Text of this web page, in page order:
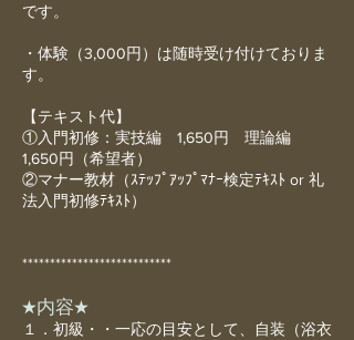
です。
・体験（3,000円）は随時受け付けておりま
す。
【テキスト代】
①入門初修：実技編 1,650円 理論編
1,650円（希望者）
②マナー教材（ｽﾃｯﾌﾟｱｯﾌﾟﾏﾅｰ検定ﾃｷｽﾄ or 礼
法入門初修ﾃｷｽﾄ）
***************************
★内容★
１．初級・・一応の目安として、自装（浴衣